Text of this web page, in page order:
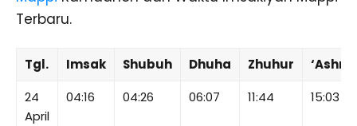
Terbaru.
Tgl. Imsak Shubuh Dhuha Zhuhur
‘Ashr
24
April
04:16 04:26 06:07 11:44 15:03